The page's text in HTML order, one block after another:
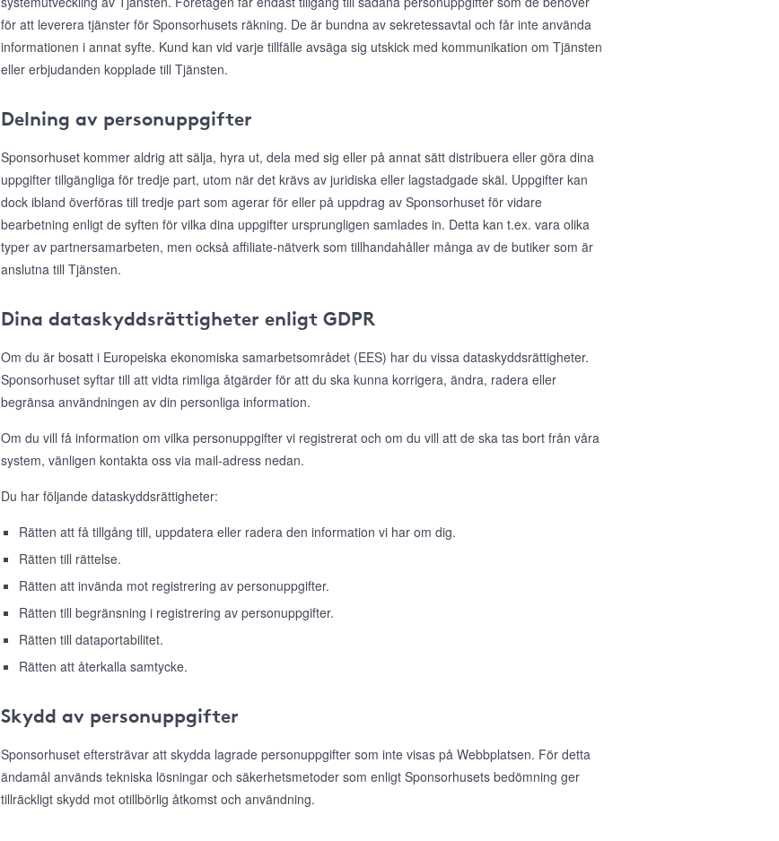
för att leverera tjänster för Sponsorhusets räkning. De är bundna av sekretessavtal och får inte använda
informationen i annat syfte. Kund kan vid varje tillfälle avsäga sig utskick med kommunikation om Tjänsten
eller erbjudanden kopplade till Tjänsten.
Delning av personuppgifter
Sponsorhuset kommer aldrig att sälja, hyra ut, dela med sig eller på annat sätt distribuera eller göra dina
uppgifter tillgängliga för tredje part, utom när det krävs av juridiska eller lagstadgade skäl. Uppgifter kan
dock ibland överföras till tredje part som agerar för eller på uppdrag av Sponsorhuset för vidare
bearbetning enligt de syften för vilka dina uppgifter ursprungligen samlades in. Detta kan t.ex. vara olika
typer av partnersamarbeten, men också affiliate-nätverk som tillhandahåller många av de butiker som är
anslutna till Tjänsten.
Dina dataskyddsrättigheter enligt GDPR
Om du är bosatt i Europeiska ekonomiska samarbetsområdet (EES) har du vissa dataskyddsrättigheter.
Sponsorhuset syftar till att vidta rimliga åtgärder för att du ska kunna korrigera, ändra, radera eller
begränsa användningen av din personliga information.
Om du vill få information om vilka personuppgifter vi registrerat och om du vill att de ska tas bort från våra
system, vänligen kontakta oss via mail-adress nedan.
Du har följande dataskyddsrättigheter:
Rätten att få tillgång till, uppdatera eller radera den information vi har om dig.
Rätten till rättelse.
Rätten att invända mot registrering av personuppgifter.
Rätten till begränsning i registrering av personuppgifter.
Rätten till dataportabilitet.
Rätten att återkalla samtycke.
Skydd av personuppgifter
Sponsorhuset eftersträvar att skydda lagrade personuppgifter som inte visas på Webbplatsen. För detta
ändamål används tekniska lösningar och säkerhetsmetoder som enligt Sponsorhusets bedömning ger
tillräckligt skydd mot otillbörlig åtkomst och användning.